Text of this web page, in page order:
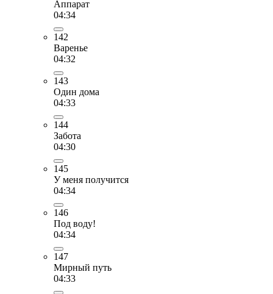
Аппарат
04:34
142
Варенье
04:32
143
Один дома
04:33
144
Забота
04:30
145
У меня получится
04:34
146
Под воду!
04:34
147
Мирный путь
04:33